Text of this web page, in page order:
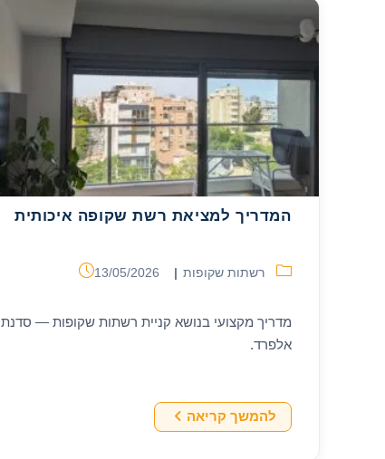
ותמנעו
המדריך למציאת רשת שקופה איכותית
קטגוריה:רשתות שקופות פורסם:
13/05/2026
מדריך מקצועי בנושא קניית רשתות שקופות — סדנת
אלפרד.
להמשך קריאה המדריך
למציאת